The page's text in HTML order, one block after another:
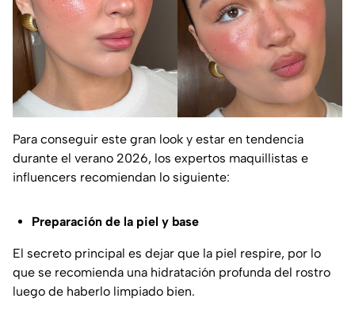
Para conseguir este gran look y estar en tendencia
durante el verano 2026, los expertos maquillistas e
influencers recomiendan lo siguiente:
Preparación de la piel y base
El secreto principal es dejar que la piel respire, por lo
que se recomienda una hidratación profunda del rostro
luego de haberlo limpiado bien.